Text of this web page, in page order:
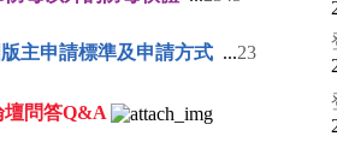
主申請標準及申請方式 ...23
壇問答Q&A